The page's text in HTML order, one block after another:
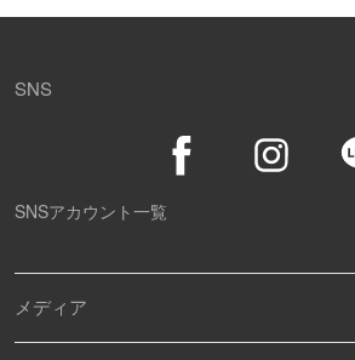
SNS
SNSアカウント一覧
メディア